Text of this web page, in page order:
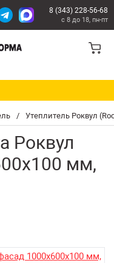
/ Утеплитель Роквул
Роквул
мм,
8 (343) 228-56-68
с 8 до 18, пн-пт